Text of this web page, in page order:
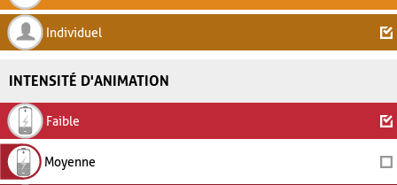
Individuel
INTENSITÉ D'ANIMATION
Faible
Moyenne